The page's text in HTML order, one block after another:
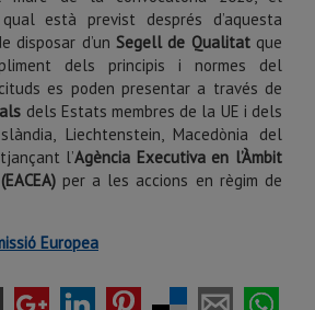
està previst després d’aquesta
disposar d’un Segell de Qualitatque
dels principis i normes del
es poden presentar a través de
dels Estats membres de la UE i dels
Liechtenstein, Macedònia del
l’Agència Executiva en l’Àmbit
per a les accions en règim de
Europea